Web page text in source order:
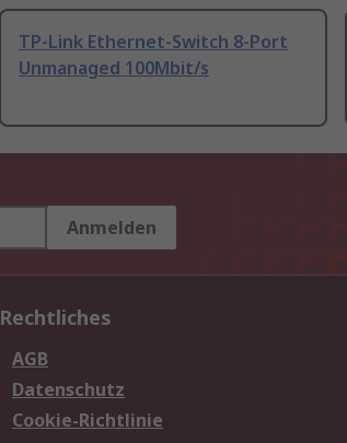
TP-Link Ethernet-Switch 8-Port
Unmanaged 100Mbit/s
Anmelden
Rechtliches
AGB
Datenschutz
Cookie-Richtlinie